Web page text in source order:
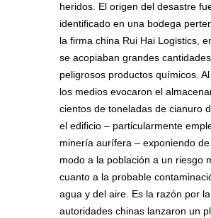
heridos. El origen del desastre
identificado en una bodega
la firma china Rui Hai Logistics,
se acopiaban grandes
peligrosos productos químicos. Al
los medios evocaron el
cientos de toneladas de cianuro
el edificio – particularmente
minería aurífera – exponiendo
modo a la población a un riesgo
cuanto a la probable
agua y del aire. Es la razón por
autoridades chinas lanzaron un